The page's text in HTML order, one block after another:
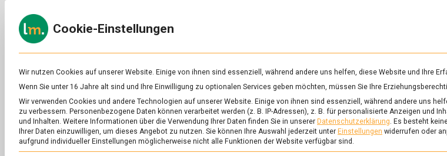
to
content
zu
&
Ernährung
Cookie-Einstellungen
Wir nutzen Cookies auf unserer Website. Einige von ihnen sind essenziell, während andere uns helfen, diese Website und Ihre
Wenn Sie unter 16 Jahre alt sind und Ihre Einwilligung zu optionalen Services geben möchten, müssen Sie Ihre
Wir verwenden Cookies und andere Technologien auf unserer Website. Einige von ihnen sind essenziell, während andere uns
zu verbessern. Personenbezogene Daten können verarbeitet werden (z. B. IP-Adressen), z. B. für personalisierte Anzeigen und
und Inhalten. Weitere Informationen über die Verwendung Ihrer Daten finden Sie in unserer Datenschutzerklärung. Es besteht
Ihrer Daten einzuwilligen, um dieses Angebot zu nutzen. Sie können Ihre Auswahl jederzeit unter Einstellungen widerrufen oder
aufgrund individueller Einstellungen möglicherweise nicht alle Funktionen der Website verfügbar sind.